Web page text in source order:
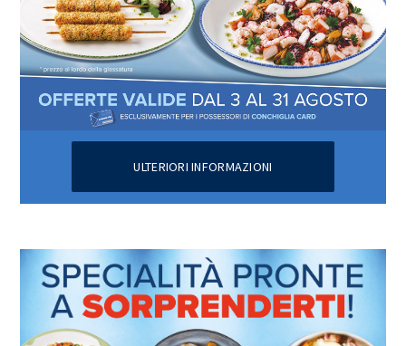
ULTERIORI INFORMAZIONI